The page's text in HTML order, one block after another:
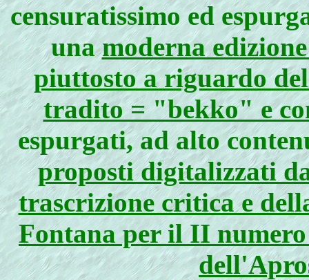
censuratissimo ed
unamoderna
piuttosto a riguardo
tradito = "bekko" e
espurgati, ad alto
proposti digitalizzati
trascrizione critica e
Fontana per il II